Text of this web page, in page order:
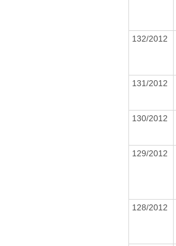
132/2012
131/2012
130/2012
129/2012
128/2012